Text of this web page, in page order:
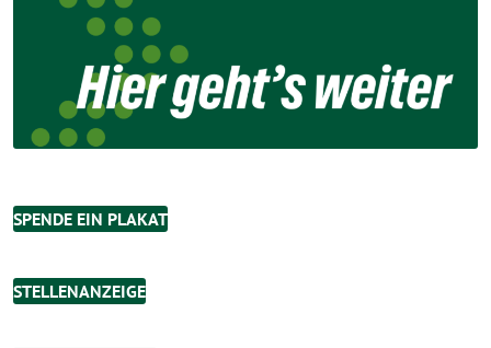
SPENDE EIN PLAKAT
STELLENANZEIGE